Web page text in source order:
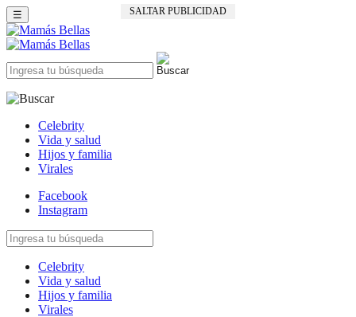
SALTAR PUBLICIDAD
☰
Celebrity
Vida y salud
Hijos y familia
Virales
Facebook
Instagram
Celebrity
Vida y salud
Hijos y familia
Virales